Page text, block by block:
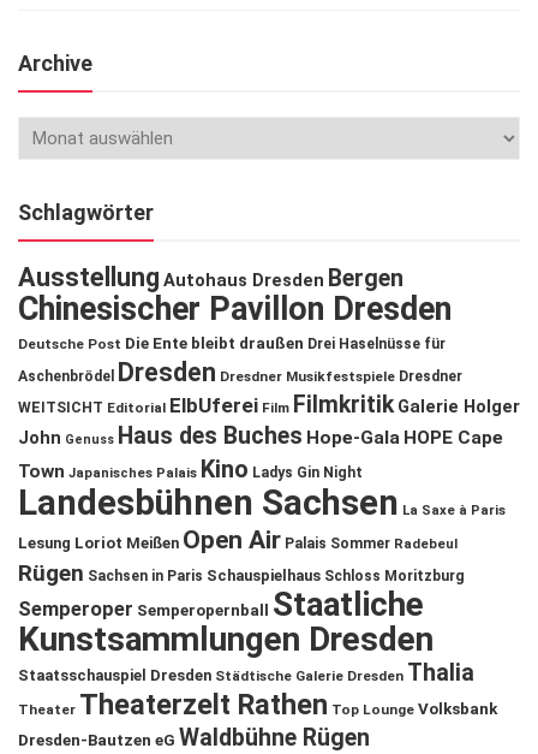
Archive
Schlagwörter
Ausstellung Autohaus Dresden Bergen
Chinesischer Pavillon Dresden
Deutsche Post Die Ente bleibt draußen Drei Haselnüsse für
Aschenbrödel
Dresden Dresdner Musikfestspiele Dresdner
WEITSICHT Editorial ElbUferei Film Filmkritik Galerie Holger
John Genuss Haus des Buches Hope-Gala HOPE Cape
Town Japanisches Palais Kino Ladys Gin Night
Landesbühnen Sachsen La Saxe à Paris
Lesung Loriot Meißen Open Air Palais Sommer Radebeul
Rügen Sachsen in Paris Schauspielhaus Schloss Moritzburg
Semperoper Semperopernball
Staatliche
Kunstsammlungen Dresden
Staatsschauspiel Dresden Städtische Galerie Dresden Thalia
Theater Theaterzelt Rathen Top Lounge Volksbank
Dresden-Bautzen eG Waldbühne Rügen